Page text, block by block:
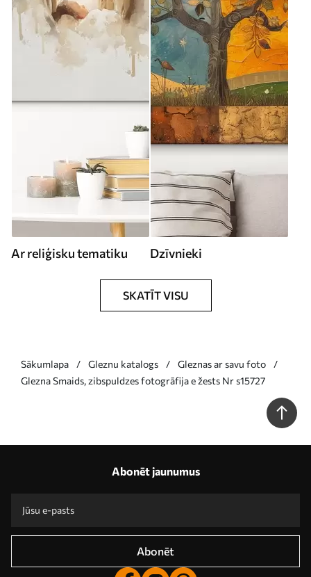
Ar reliģisku tematiku Dzīvnieki
SKATĪT VISU
Sākumlapa Gleznu katalogs
Gleznas ar savu foto
Glezna Smaids, zibspuldzes fotogrāfija e žests Nr s15727
Abonēt jaunumus
Abonēt